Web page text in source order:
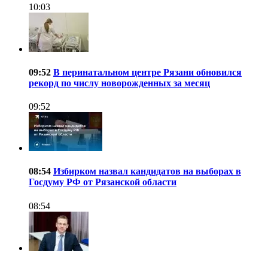
10:03
09:52 В перинатальном центре Рязани обновился
рекорд по числу новорожденных за месяц
09:52
08:54 Избирком назвал кандидатов на выборах в
Госдуму РФ от Рязанской области
08:54